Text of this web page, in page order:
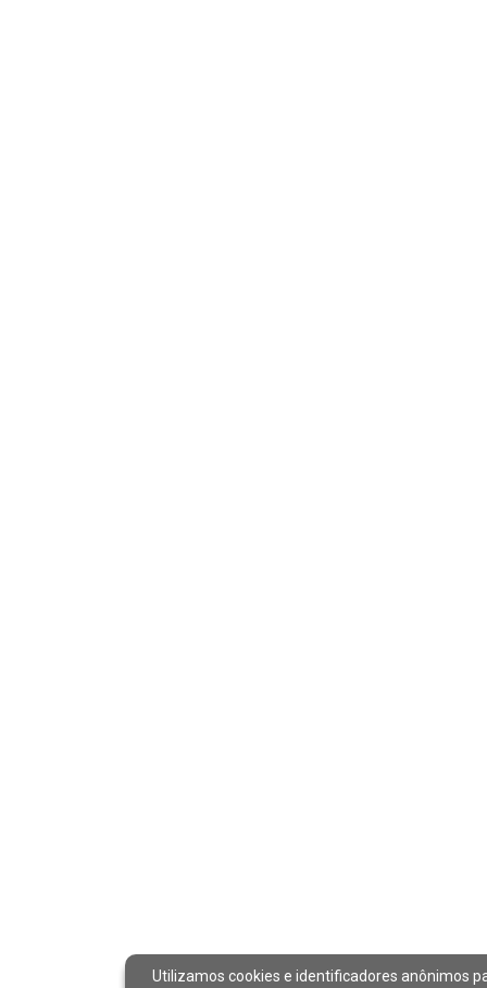
Utilizamos cookies e identificadores anônimos